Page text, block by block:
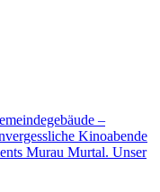
–
Kinoabende
Murau Murtal. Unser